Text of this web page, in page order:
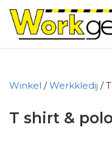
Winkel /Werkkledij /
T shirt & polo